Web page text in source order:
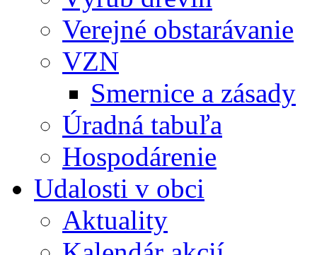
Verejné obstarávanie
VZN
Smernice a zásady
Úradná tabuľa
Hospodárenie
Udalosti v obci
Aktuality